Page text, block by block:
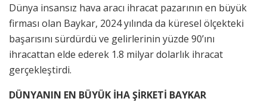
Dünya insansız hava aracı ihracat pazarının en büyük
firması olan Baykar, 2024 yılında da küresel ölçekteki
başarısını sürdürdü ve gelirlerinin yüzde 90’ını
ihracattan elde ederek 1.8 milyar dolarlık ihracat
gerçekleştirdi.
DÜNYANIN EN BÜYÜK İHA ŞİRKETİ BAYKAR